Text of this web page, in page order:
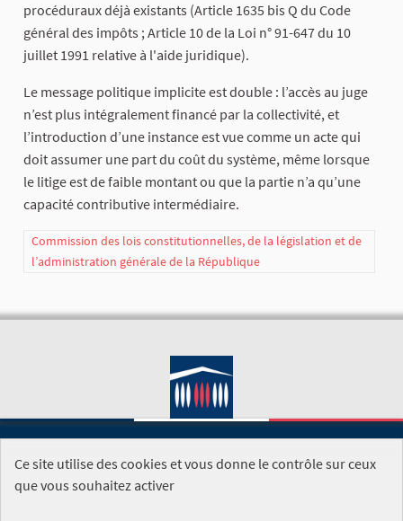
procéduraux déjà existants (Article 1635 bis Q du Code
général des impôts ; Article 10 de la Loi n° 91-647 du 10
juillet 1991 relative à l'aide juridique).
Le message politique implicite est double : l’accès au juge
n’est plus intégralement financé par la collectivité, et
l’introduction d’une instance est vue comme un acte qui
doit assumer une part du coût du système, même lorsque
le litige est de faible montant ou que la partie n’a qu’une
capacité contributive intermédiaire.
Commission des lois constitutionnelles, de la législation et de
l’administration générale de la République
SITE DE L'ASSEMBLÉE NATIONALE
Ce site utilise des cookies et vous donne le contrôle sur ceux
que vous souhaitez activer